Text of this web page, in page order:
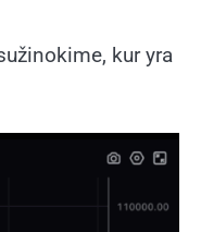
kur yra